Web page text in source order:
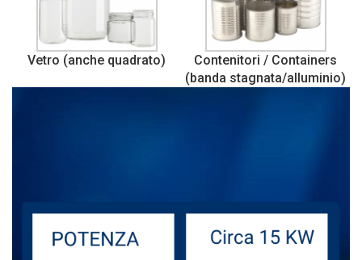
Vetro (anche quadrato)
Contenitori / Containers
(banda stagnata/alluminio)